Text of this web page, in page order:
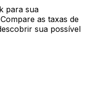
para sua
as taxas de
sua possível